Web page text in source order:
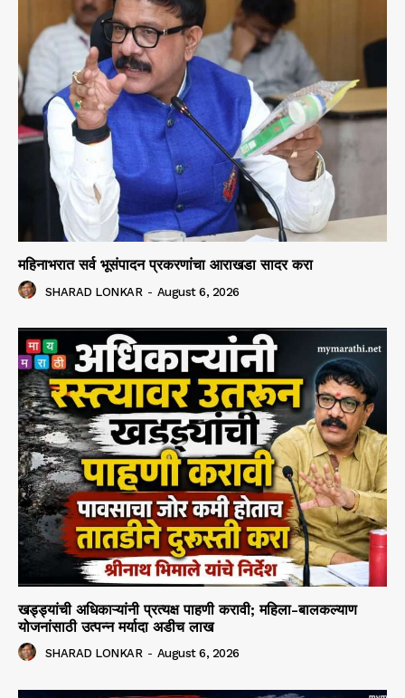
महिनाभरात सर्व भूसंपादन प्रकरणांचा आराखडा सादर करा
SHARAD LONKAR - August 6, 2026
खड्ड्यांची अधिकाऱ्यांनी प्रत्यक्ष पाहणी करावी; महिला-बालकल्याण
योजनांसाठी उत्पन्न मर्यादा अडीच लाख
SHARAD LONKAR - August 6, 2026